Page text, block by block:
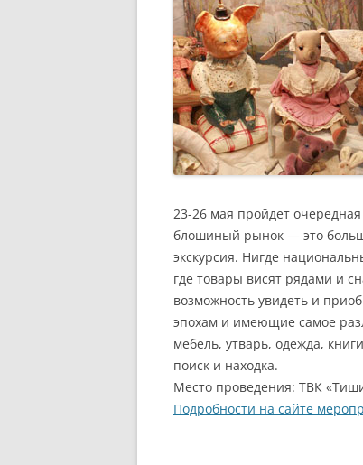
23-26 мая пройдет
блошиный рынок — это
экскурсия. Нигде
где товары висят рядами и
возможность увидеть и
эпохам и имеющие самое
мебель, утварь, одежда,
поиск и находка.
Место проведения: ТВК
Подробности на сайте